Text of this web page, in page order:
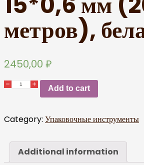
метров),
2450,00 ₽
Add to cart
Category: Упаковочные инструменты
Additional information